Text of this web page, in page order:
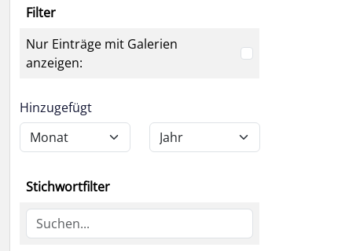
Filter
Nur Einträge mit Galerien
anzeigen:
Hinzugefügt
Stichwortfilter